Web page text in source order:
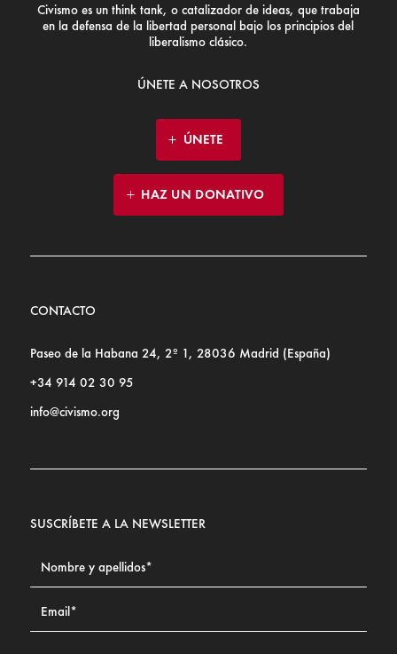
Civismo es un think tank, o catalizador de ideas, que trabaja
en la defensa de la libertad personal bajo los principios del
liberalismo clásico.
ÚNETE A NOSOTROS
ÚNETE
HAZ UN DONATIVO
CONTACTO
Paseo de la Habana 24, 2º 1, 28036 Madrid (España)
+34 914 02 30 95
info@civismo.org
SUSCRÍBETE A LA NEWSLETTER